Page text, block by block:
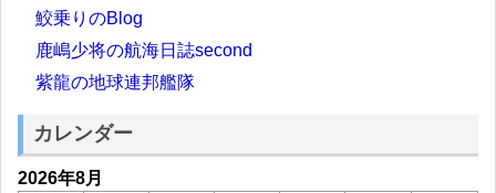
鮫乗りのBlog
鹿嶋少将の航海日誌second
紫龍の地球連邦艦隊
カレンダー
2026年8月